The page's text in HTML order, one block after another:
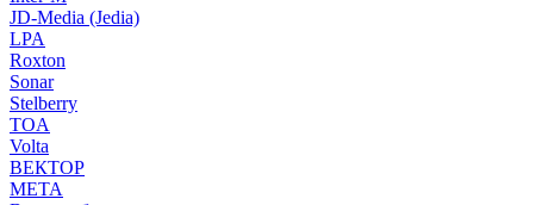
JD-Media (Jedia)
LPA
Roxton
Sonar
Stelberry
TOA
Volta
ВЕКТОР
МЕТА